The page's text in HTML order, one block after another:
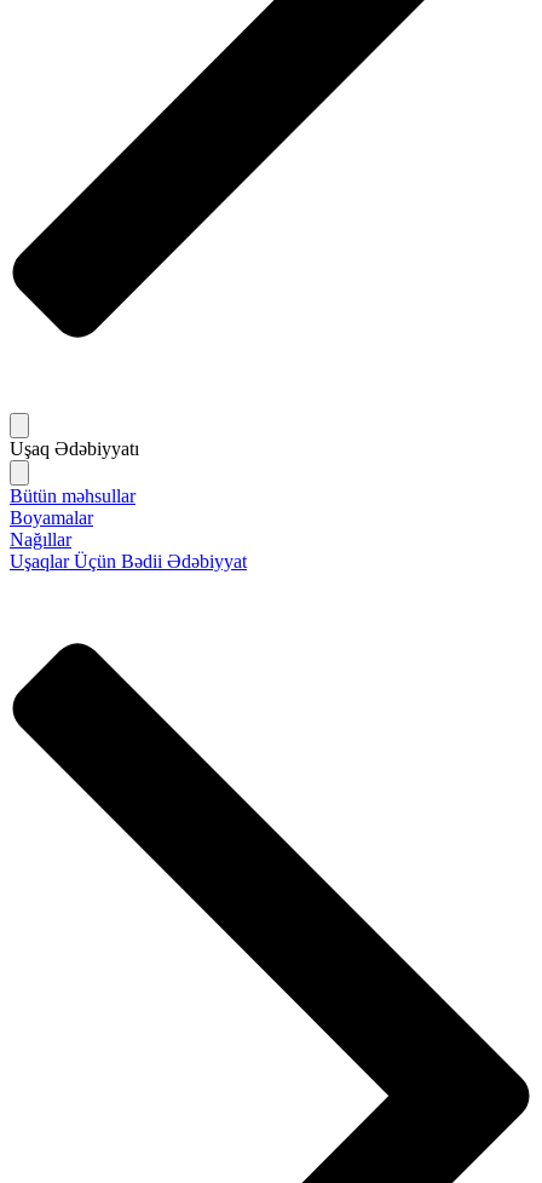
Uşaq Ədəbiyyatı
Bütün məhsullar
Boyamalar
Nağıllar
Uşaqlar Üçün Bədii Ədəbiyyat